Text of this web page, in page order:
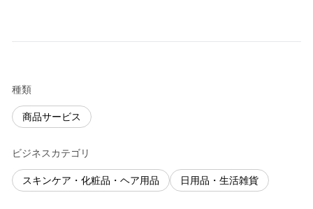
種類
商品サービス
ビジネスカテゴリ
スキンケア・化粧品・ヘア用品 日用品・生活雑貨